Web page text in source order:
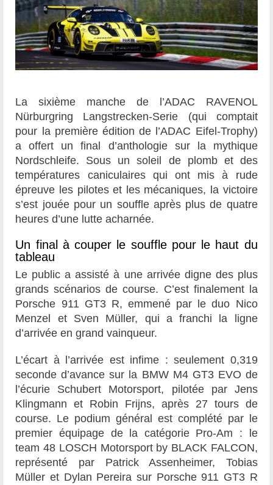
La sixième manche de l’ADAC RAVENOL
Nürburgring Langstrecken-Serie (qui comptait
pour la première édition de l’ADAC Eifel-Trophy)
a offert un final d’anthologie sur la mythique
Nordschleife. Sous un soleil de plomb et des
températures caniculaires qui ont mis à rude
épreuve les pilotes et les mécaniques, la victoire
s’est jouée pour un souffle après plus de quatre
heures d’une lutte acharnée.
Un final à couper le souffle pour le haut du
tableau
Le public a assisté à une arrivée digne des plus
grands scénarios de course. C’est finalement la
Porsche 911 GT3 R, emmené par le duo Nico
Menzel et Sven Müller, qui a franchi la ligne
d’arrivée en grand vainqueur.
L’écart à l’arrivée est infime : seulement 0,319
seconde d’avance sur la BMW M4 GT3 EVO de
l’écurie Schubert Motorsport, pilotée par Jens
Klingmann et Robin Frijns, après 27 tours de
course. Le podium général est complété par le
premier équipage de la catégorie Pro-Am : le
team 48 LOSCH Motorsport by BLACK FALCON,
représenté par Patrick Assenheimer, Tobias
Müller et Dylan Pereira sur Porsche 911 GT3 R